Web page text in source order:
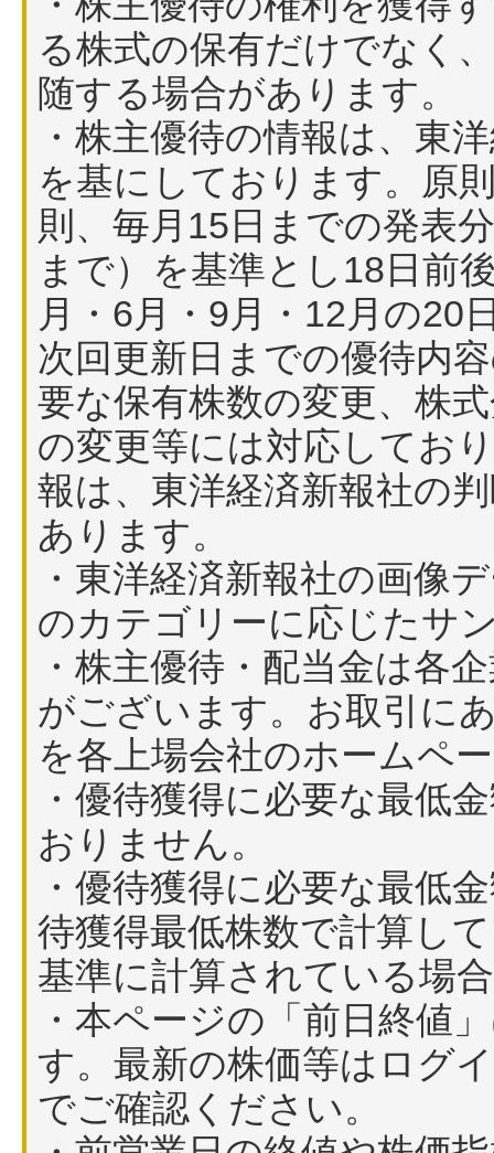
る株式の保有だけでなく
随する場合があります。
・株主優待の情報は、東
を基にしております。原
則、毎月15日までの発表
まで）を基準とし18日前
月・6月・9月・12月の20
次回更新日までの優待内
要な保有株数の変更、株
の変更等には対応してお
報は、東洋経済新報社の
あります。
・東洋経済新報社の画像
のカテゴリーに応じたサ
・株主優待・配当金は各
がございます。お取引に
を各上場会社のホームペ
・優待獲得に必要な最低
おりません。
・優待獲得に必要な最低
待獲得最低株数で計算し
基準に計算されている場
・本ページの「前日終値
す。最新の株価等はログ
でご確認ください。